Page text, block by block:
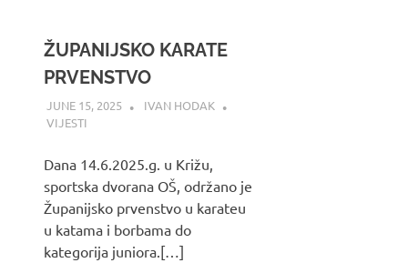
ŽUPANIJSKO KARATE
PRVENSTVO
JUNE 15, 2025
IVAN HODAK
VIJESTI
Dana 14.6.2025.g. u Križu,
sportska dvorana OŠ, održano je
Županijsko prvenstvo u karateu
u katama i borbama do
kategorija juniora.[…]